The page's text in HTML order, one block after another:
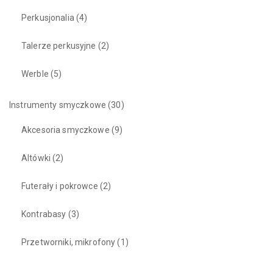
Perkusjonalia (4)
Talerze perkusyjne (2)
Werble (5)
Instrumenty smyczkowe (30)
Akcesoria smyczkowe (9)
Altówki (2)
Futerały i pokrowce (2)
Kontrabasy (3)
Przetworniki, mikrofony(1)